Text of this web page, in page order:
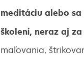
meditáciu alebo
školení, neraz aj
maľovania,